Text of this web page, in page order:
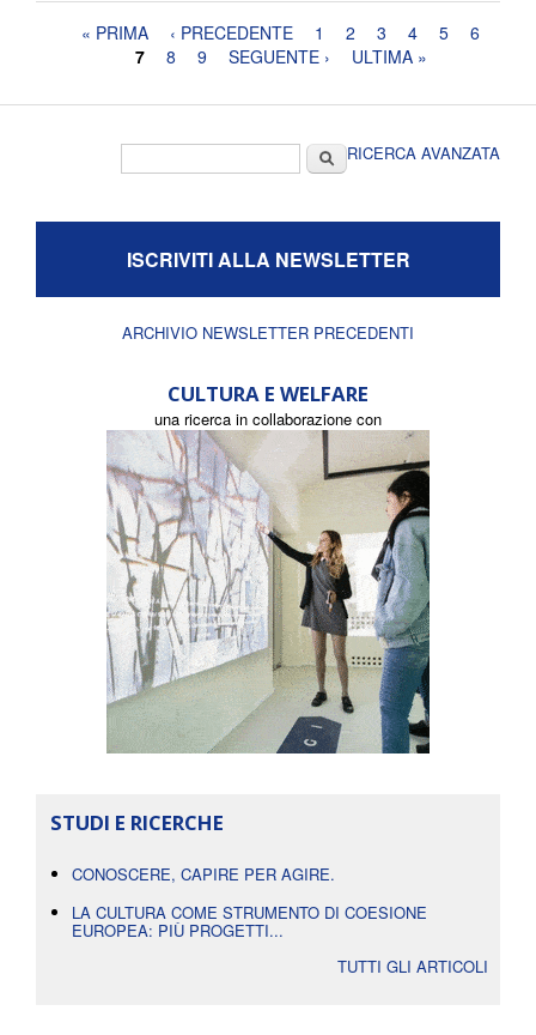
Pagine« PRIMA ‹ PRECEDENTE 1 2 3 4 5
6
7
8 9 SEGUENTE › ULTIMA »
CercaRICERCA AVANZATA
ISCRIVITI ALLA NEWSLETTER
ARCHIVIO NEWSLETTER PRECEDENTI
CULTURA E WELFARE
una ricerca in collaborazione con
STUDI E RICERCHE
CONOSCERE, CAPIRE PER AGIRE.
LA CULTURA COME STRUMENTO DI COESIONE
EUROPEA: PIÙ PROGETTI...
TUTTI GLI ARTICOLI